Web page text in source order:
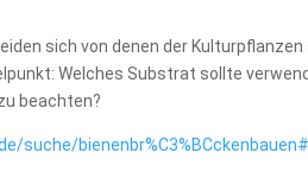
sich von denen der
Welches Substrat sollte
beachten?
suche/